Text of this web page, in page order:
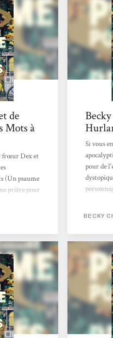
de
Mots à
frœur Dex et
(Un psaume
prière pour
comme
heureuses
vivant
dont nous
nous
Surgers,
sont
Si vous
pour de
1970...
de
Cette
BECKY